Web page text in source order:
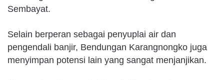
Sembayat.
Selain berperan sebagai penyuplai air dan
pengendali banjir, Bendungan Karangnongko juga
menyimpan potensi lain yang sangat menjanjikan.